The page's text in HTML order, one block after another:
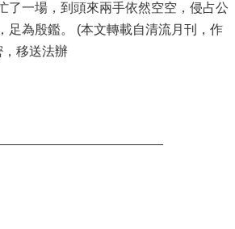
了一場，到頭來兩手依然空空，侵占公
足為殷鑑。 (本文轉載自清流月刊，作
移送法辦